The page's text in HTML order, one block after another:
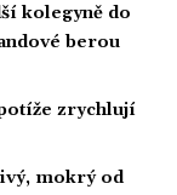
kolegyně do
berou
zrychlují
mokrý od